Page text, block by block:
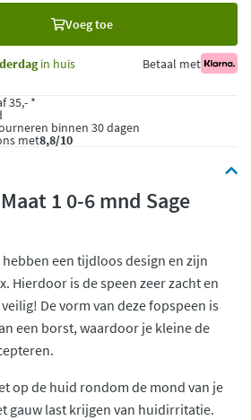
Voeg toe
in huis Betaal met
35,- *
binnen 30 dagen
met8,8/10
1 0-6 mnd Sage
een tijdloos design en zijn
Hierdoor is de speen zeer zacht en
De vorm van deze fopspeen is
een borst, waardoor je kleine de
op de huid rondom de mond van je
gauw last krijgen van huidirritatie.